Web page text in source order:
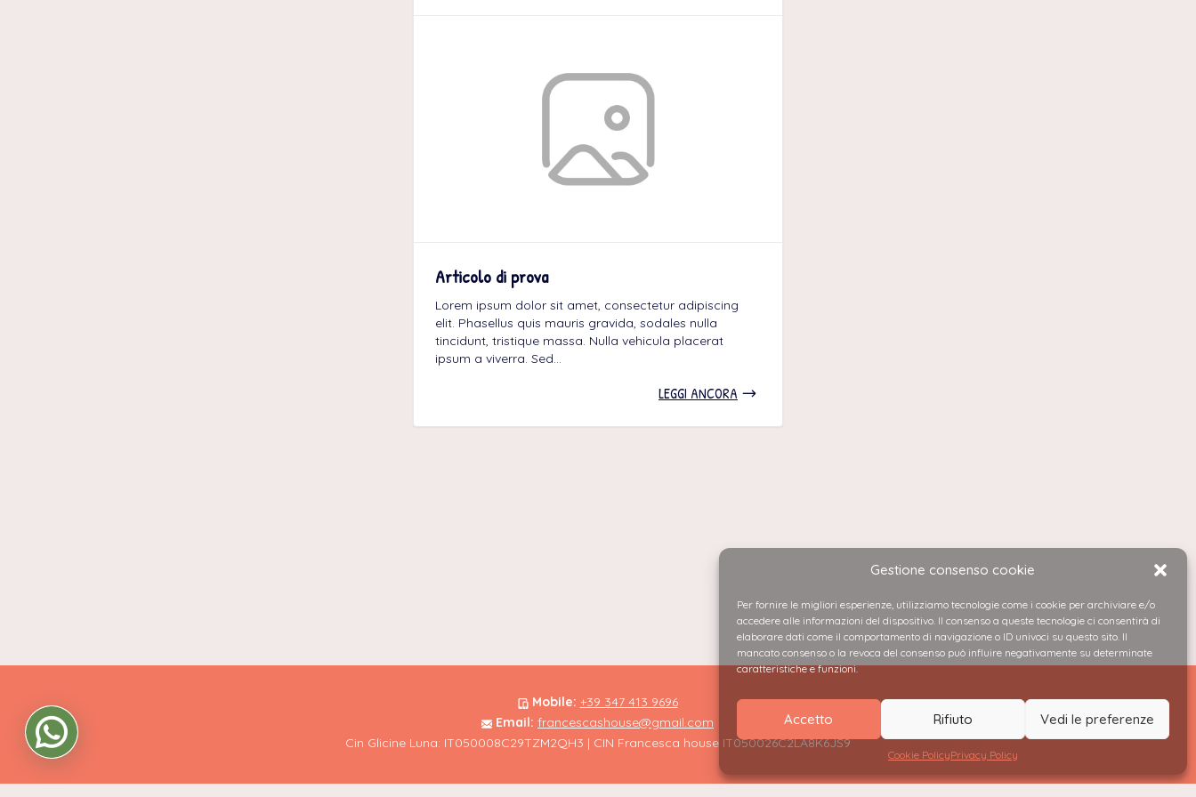
Gestione consenso cookie
Per fornire le migliori esperienze, utilizziamo tecnologie come i cookie per archiviare e/o
accedere alle informazioni del dispositivo. Il consenso a queste tecnologie ci consentirà di
elaborare dati come il comportamento di navigazione o ID univoci su questo sito. Il
mancato consenso o la revoca del consenso può influire negativamente su determinate
caratteristiche e funzioni.
Accetto Rifiuto Vedi le preferenze
Cookie PolicyPrivacy Policy
Articolo di prova
Lorem ipsum dolor sit amet, consectetur adipiscing
elit. Phasellus quis mauris gravida, sodales nulla
tincidunt, tristique massa. Nulla vehicula placerat
ipsum a viverra. Sed...
LEGGI ANCORA
Mobile: +39 347 413 9696
Email: francescashouse@gmail.com
Cin Glicine Luna: IT050008C29TZM2QH3 | CIN Francesca house IT050026C2LA8K6JS9